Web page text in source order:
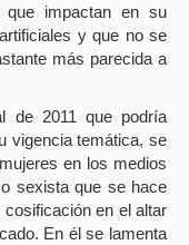
que impactan en su
y que no se
más parecida a
de 2011 que podría
vigencia temática, se
en los medios
sexista que se hace
en el altar
En él se lamenta